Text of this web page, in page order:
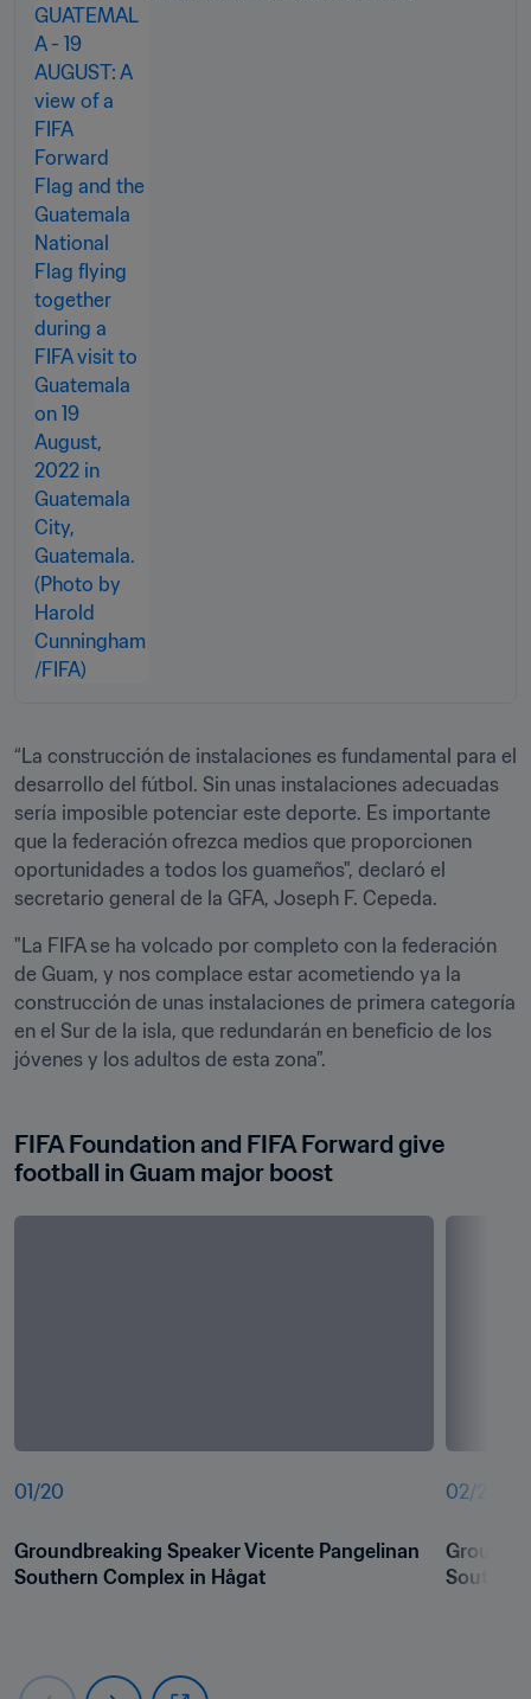
“La construcción de instalaciones es fundamental para el
desarrollo del fútbol. Sin unas instalaciones adecuadas
sería imposible potenciar este deporte. Es importante
que la federación ofrezca medios que proporcionen
oportunidades a todos los guameños", declaró el
secretario general de la GFA, Joseph F. Cepeda.
"La FIFA se ha volcado por completo con la federación
de Guam, y nos complace estar acometiendo ya la
construcción de unas instalaciones de primera categoría
en el Sur de la isla, que redundarán en beneficio de los
jóvenes y los adultos de esta zona”.
FIFA Foundation and FIFA Forward give
football in Guam major boost
01 /20
Groundbreaking Speaker Vicente Pangelinan
Southern Complex in Hågat
02/20